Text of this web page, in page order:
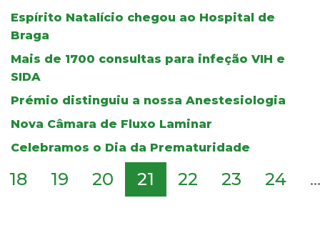
Espírito Natalício chegou ao Hospital de
Braga
Mais de 1700 consultas para infeção VIH e
SIDA
Prémio distinguiu a nossa Anestesiologia
Nova Câmara de Fluxo Laminar
Celebramos o Dia da Prematuridade
18 19 20 21 22 23 24 ...